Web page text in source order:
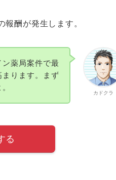
酬が発生します。
カドクラ
薬局案件で最
ります。まず
る